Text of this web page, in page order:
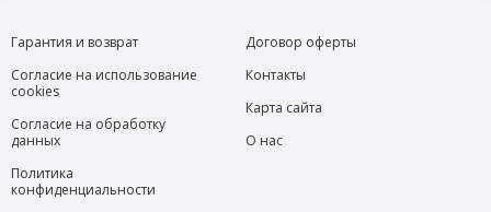
Гарантия и возврат
Согласие на использование
cookies
Согласие на обработку
данных
Политика
конфиденциальности
Договор оферты
Контакты
Карта сайта
О нас